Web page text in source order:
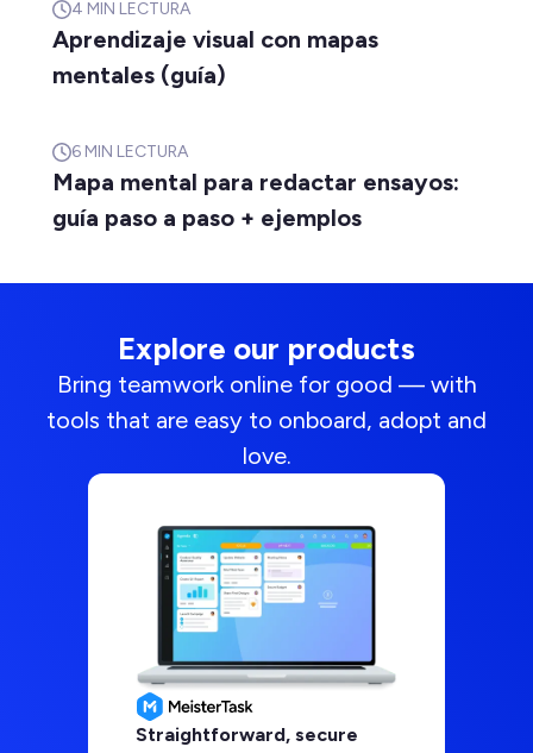
4 MIN LECTURA
Aprendizaje visual con mapas
mentales (guía)
6 MIN LECTURA
Mapa mental para redactar ensayos:
guía paso a paso + ejemplos
Explore our products
Bring teamwork online for good — with
tools that are easy to onboard, adopt and
love.
Straightforward, secure